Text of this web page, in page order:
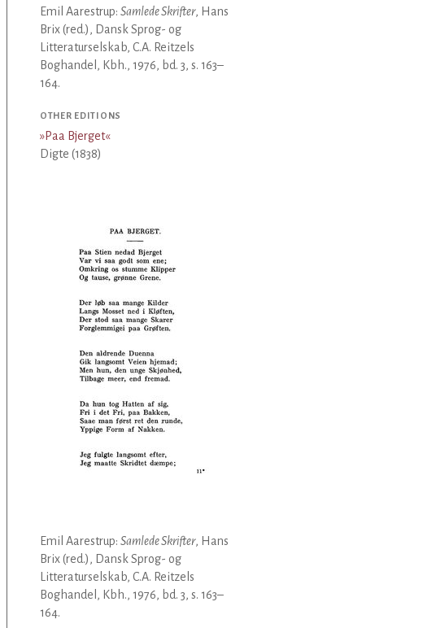
Emil Aarestrup: Samlede Skrifter, Hans
Brix (red.), Dansk Sprog- og
Litteraturselskab, C.A. Reitzels
Boghandel, Kbh., 1976, bd. 3, s. 163–
164.
OTHER EDITIONS
»Paa Bjerget«
Digte (1838)
Emil Aarestrup: Samlede Skrifter, Hans
Brix (red.), Dansk Sprog- og
Litteraturselskab, C.A. Reitzels
Boghandel, Kbh., 1976, bd. 3, s. 163–
164.